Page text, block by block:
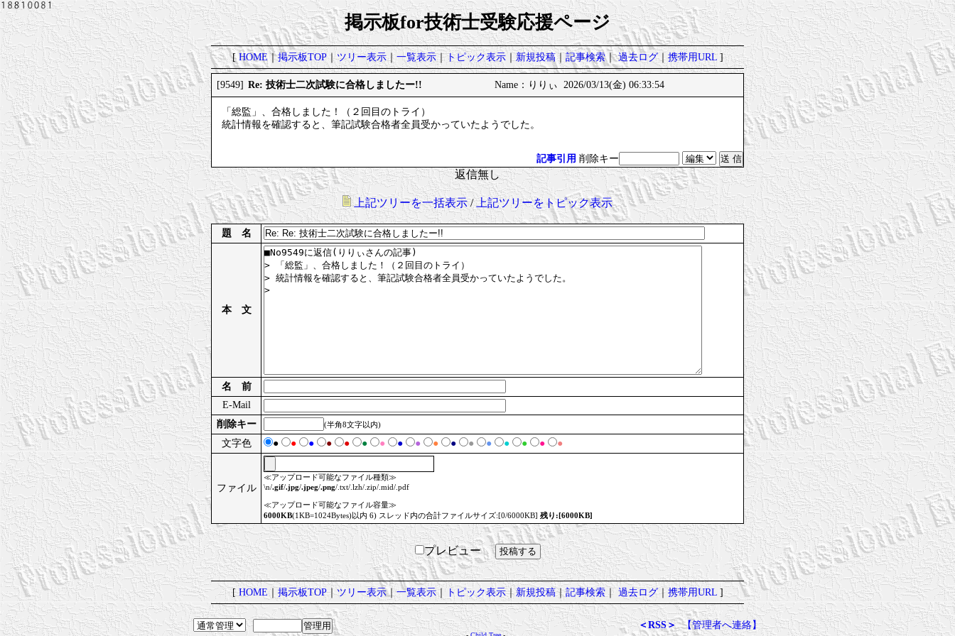
掲示板for技術士受験応援ページ
[HOME｜掲示板TOP｜ツリー表示｜一覧表示｜トピック表示｜新規投稿｜記事検索｜過去ログ｜携帯用URL]
[9549] Re: 技術士二次試験に合格しましたー!! Name：りりぃ 2026/03/13(金) 06:33:54
「総監」、合格しました！（２回目のトライ）
統計情報を確認すると、筆記試験合格者全員受かっていたようでした。
記事引用 削除キー
返信無し
上記ツリーを一括表示/上記ツリーをトピック表示
題 名
本 文
名 前
E-Mail
削除キー
(半角8文字以内)
文字色 ● ● ● ● ● ● ● ● ● ● ● ● ● ● ● ● ●
ファイル
≪アップロード可能なファイル種類≫
\n/.gif/.jpg/.jpeg/.png/.txt/.lzh/.zip/.mid/.pdf
≪アップロード可能なファイル容量≫
6000KB(1KB=1024Bytes)以内 6) スレッド内の合計ファイルサイズ:[0/6000KB] 残り:[6000KB]
プレビュー
[HOME｜ 掲示板TOP｜ツリー表示｜一覧表示｜ トピック表示｜新規投稿｜記事検索｜ 過去ログ｜携帯用URL]
＜RSS＞ 【管理者へ連絡】